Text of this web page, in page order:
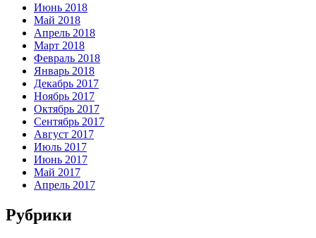
Июнь 2018
Май 2018
Апрель 2018
Март 2018
Февраль 2018
Январь 2018
Декабрь 2017
Ноябрь 2017
Октябрь 2017
Сентябрь 2017
Август 2017
Июль 2017
Июнь 2017
Май 2017
Апрель 2017
Рубрики